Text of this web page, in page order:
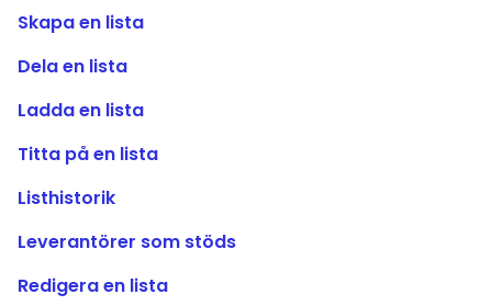
Skapa en lista
Dela en lista
Ladda en lista
Titta på en lista
Listhistorik
Leverantörer som stöds
Redigera en lista